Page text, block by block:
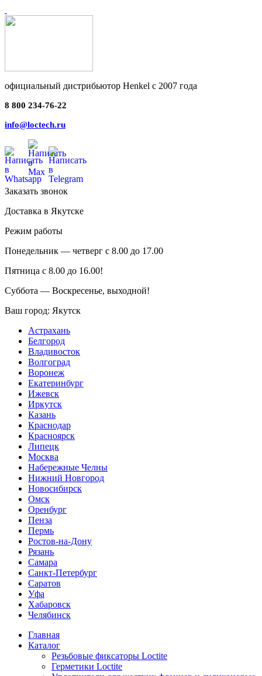
официальный дистрибьютор Henkel с 2007 года
8 800 234-76-22
info@loctech.ru
Заказать звонок
Доставка в Якутске
Режим работы
Понедельник — четверг с 8.00 до 17.00
Пятница с 8.00 до 16.00!
Суббота — Воскресенье, выходной!
Ваш город: Якутск
Астрахань
Белгород
Владивосток
Волгоград
Воронеж
Екатеринбург
Ижевск
Иркутск
Казань
Краснодар
Красноярск
Липецк
Москва
Набережные Челны
Нижний Новгород
Новосибирск
Омск
Оренбург
Пенза
Пермь
Ростов-на-Дону
Рязань
Самара
Санкт-Петербург
Саратов
Уфа
Хабаровск
Челябинск
Главная
Каталог
Резьбовые фиксаторы Loctite
Герметики Loctite